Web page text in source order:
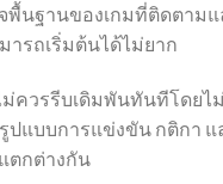
จพื้นฐานของเกมที่ติดตาม
ารถเริ่มต้นได้ไม่ยาก
ควรรีบเดิมพันทันทีโดยไ
ปแบบการแข่งขัน กติกา
ตกต่างกัน